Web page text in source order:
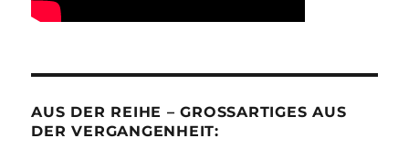
AUS DER REIHE – GROSSARTIGES AUS D
ER VERGANGENHEIT: